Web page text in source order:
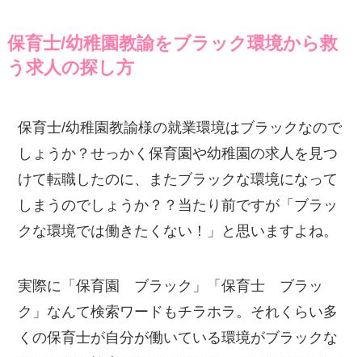
保育士/幼稚園教諭をブラック環境から救
う求人の探し方
保育士/幼稚園教諭様の就業環境はブラックなので
しょうか？せっかく保育園や幼稚園の求人を見つ
けて転職したのに、またブラックな環境になって
しまうのでしょうか？？当たり前ですが「ブラッ
クな環境では働きたくない！」と思いますよね。
実際に「保育園 ブラック」「保育士 ブラッ
ク」なんて検索ワードもチラホラ。それくらい多
くの保育士が自分が働いている環境がブラックな